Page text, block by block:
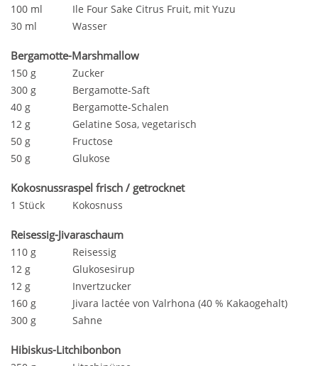
100 ml
Ile Four Sake Citrus Fruit, mit Yuzu
30 ml
Wasser
Bergamotte-Marshmallow
150 g
Zucker
300 g
Bergamotte-Saft
40 g
Bergamotte-Schalen
12 g
Gelatine Sosa, vegetarisch
50 g
Fructose
50 g
Glukose
Kokosnussraspel frisch / getrocknet
1 Stück Kokosnuss
Reisessig-Jivaraschaum
110 g
Reisessig
12 g
Glukosesirup
12 g
Invertzucker
160 g
Jivara lactée von Valrhona (40 % Kakaogehalt)
300 g
Sahne
Hibiskus-Litchibonbon